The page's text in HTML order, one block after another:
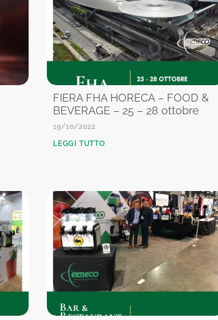
FIERA FHA HORECA – FOOD &
BEVERAGE – 25 – 28 ottobre
19/10/2022
LEGGI TUTTO